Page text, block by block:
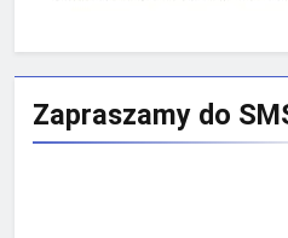
Zapraszamy do